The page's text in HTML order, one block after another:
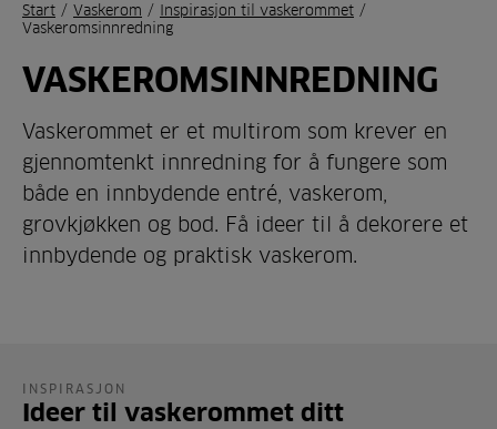
Start / Vaskerom / Inspirasjon til vaskerommet /
Vaskeromsinnredning
VASKEROMSINNREDNING
Vaskerommet er et multirom som krever en
gjennomtenkt innredning for å fungere som
både en innbydende entré, vaskerom,
grovkjøkken og bod. Få ideer til å dekorere et
innbydende og praktisk vaskerom.
INSPIRASJON
Ideer til vaskerommet ditt